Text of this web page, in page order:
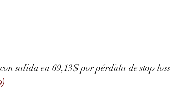
salida en 69,13$ por pérdida de stop loss